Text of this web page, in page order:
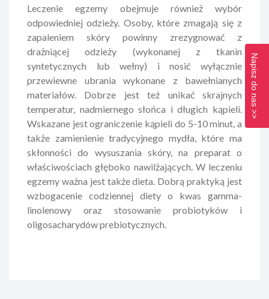
Leczenie egzemy obejmuje również wybór
odpowiedniej odzieży. Osoby, które zmagają się z
zapaleniem skóry powinny zrezygnować z
drażniącej odzieży (wykonanej z tkanin
syntetycznych lub wełny) i nosić wyłącznie
przewiewne ubrania wykonane z bawełnianych
materiałów. Dobrze jest też unikać skrajnych
temperatur, nadmiernego słońca i długich kąpieli.
Wskazane jest ograniczenie kąpieli do 5-10 minut, a
także zamienienie tradycyjnego mydła, które ma
skłonności do wysuszania skóry, na preparat o
właściwościach głęboko nawilżających. W leczeniu
egzemy ważna jest także dieta. Dobrą praktyką jest
wzbogacenie codziennej diety o kwas gamma-
linolenowy oraz stosowanie probiotyków i
oligosacharydów prebiotycznych.
Napisz do nas >>